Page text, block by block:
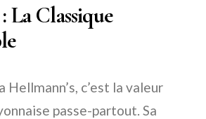
La Classique
Hellmann’s, c’est la valeur
passe-partout. Sa